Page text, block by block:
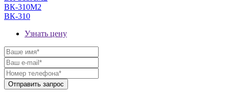
ВК-310М2
ВК-310
Узнать цену